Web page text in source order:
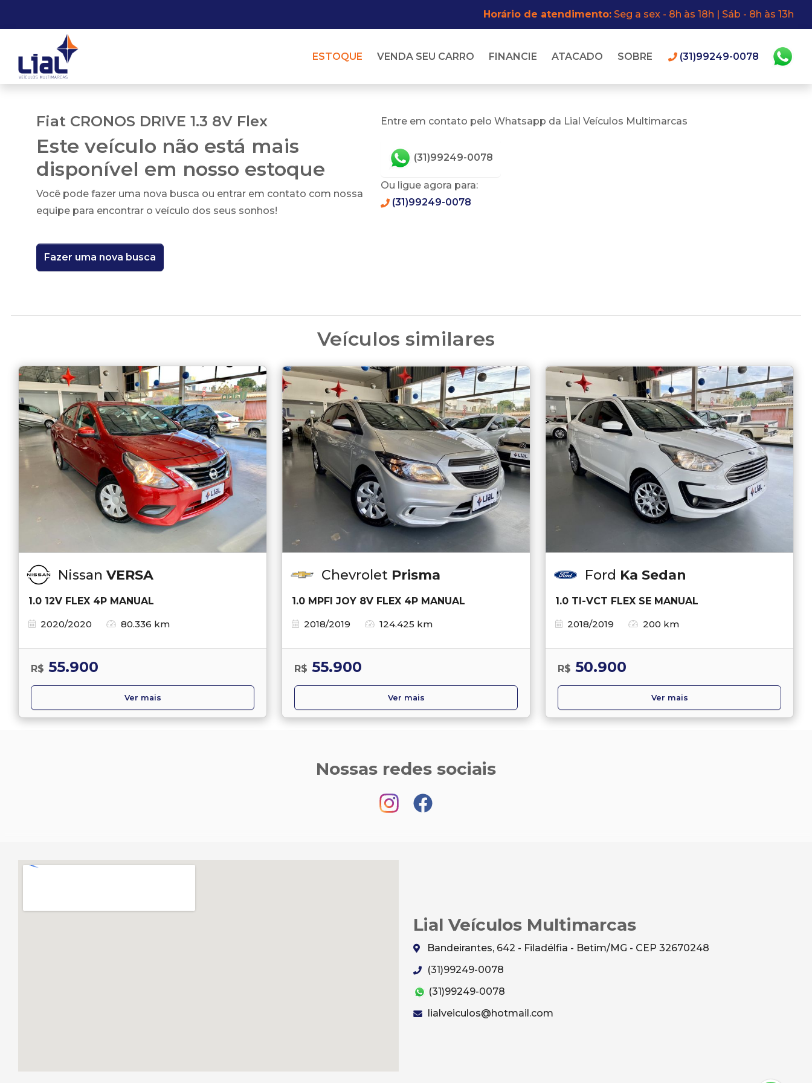
Horário de atendimento: Seg a sex - 8h às 18h | Sáb - 8h às 13h
ESTOQUE VENDA SEU CARRO FINANCIE ATACADO SOBRE (31)99249-0078
Fiat CRONOS DRIVE 1.3 8V Flex
Este veículo não está mais
disponível em nosso estoque
Você pode fazer uma nova busca ou entrar em contato com nossa
equipe para encontrar o veículo dos seus sonhos!
Fazer uma nova busca
Entre em contato pelo Whatsapp da Lial Veículos Multimarcas
(31)99249-0078
Ou ligue agora para:
(31)99249-0078
Veículos similares
Nissan VERSA
1.0 12V FLEX 4P MANUAL
2020/2020
80.336 km
R$ 55.900
Ver mais
Chevrolet Prisma
1.0 MPFI JOY 8V FLEX 4P MANUAL
2018/2019
124.425 km
R$ 55.900
Ver mais
Ford Ka Sedan
1.0 TI-VCT FLEX SE MANUAL
2018/2019
200 km
R$ 50.900
Ver mais
Nossas redes sociais
Lial Veículos Multimarcas
Bandeirantes, 642 - Filadélfia - Betim/MG - CEP 32670248
(31)99249-0078
(31)99249-0078
lialveiculos@hotmail.com